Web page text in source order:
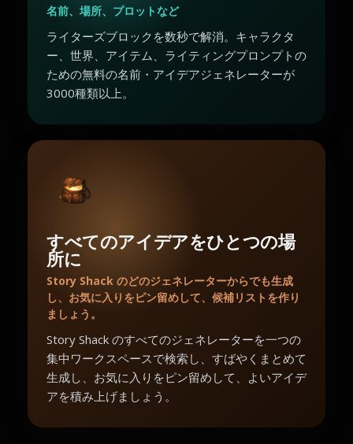
名前、場所、プロットなど
ライターズブロックを数秒で解消。キャラクタ
ー、世界、アイテム、ライティングプロンプトの
ための無料の名前・アイデアジェネレーターが
3000種類以上。
すべてのアイデアをひとつの場
所に
Story Shack のどのジェネレーターからでも生成
し、お気に入りをピン留めして、候補リストを作り
ましょう。
Story Shack のすべてのジェネレーターを一つの
集中ワークスペースで検索し、すばやくまとめて
生成し、お気に入りをピン留めして、よいアイデ
アを積み上げましょう。